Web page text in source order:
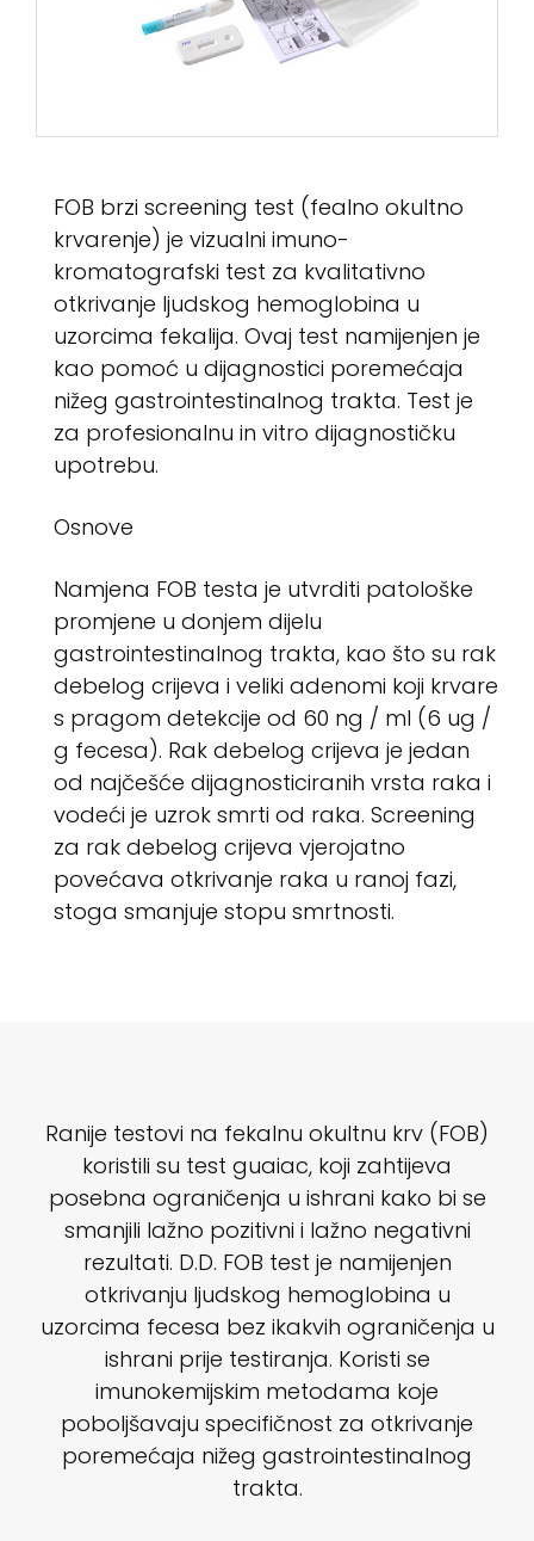
FOB brzi screening test (fealno okultno
krvarenje) je vizualni imuno-
kromatografski test za kvalitativno
otkrivanje ljudskog hemoglobina u
uzorcima fekalija. Ovaj test namijenjen je
kao pomoć u dijagnostici poremećaja
nižeg gastrointestinalnog trakta. Test je
za profesionalnu in vitro dijagnostičku
upotrebu.
Osnove
Namjena FOB testa je utvrditi patološke
promjene u donjem dijelu
gastrointestinalnog trakta, kao što su rak
debelog crijeva i veliki adenomi koji krvare
s pragom detekcije od 60 ng / ml (6 ug /
g fecesa). Rak debelog crijeva je jedan
od najčešće dijagnosticiranih vrsta raka i
vodeći je uzrok smrti od raka. Screening
za rak debelog crijeva vjerojatno
povećava otkrivanje raka u ranoj fazi,
stoga smanjuje stopu smrtnosti.
Ranije testovi na fekalnu okultnu krv (FOB)
koristili su test guaiac, koji zahtijeva
posebna ograničenja u ishrani kako bi se
smanjili lažno pozitivni i lažno negativni
rezultati. D.D. FOB test je namijenjen
otkrivanju ljudskog hemoglobina u
uzorcima fecesa bez ikakvih ograničenja u
ishrani prije testiranja. Koristi se
imunokemijskim metodama koje
poboljšavaju specifičnost za otkrivanje
poremećaja nižeg gastrointestinalnog
trakta.